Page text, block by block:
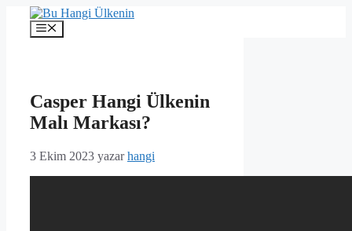
İçeriğe
Menü
Casper Hangi Ülkenin
Malı Markası?
3 Ekim 2023 yazarhangi